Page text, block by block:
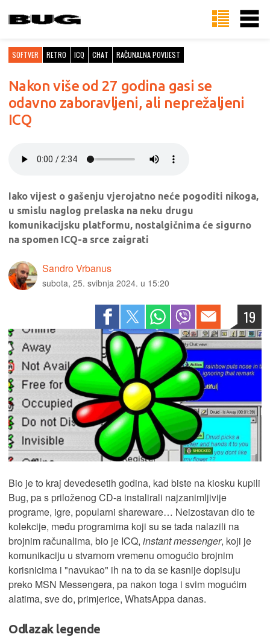
SOFTVER RETRO ICQ CHAT RAČUNALNA POVIJEST
Nakon više od 27 godina gasi se
odavno zaboravljeni, ali neprežaljeni
ICQ
Iako vijest o gašenju vjerojatno neće pogoditi nikoga,
u smislu naglog prelaska na neku drugu
komunikacijsku platformu, nostalgičnima će sigurno
na spomen ICQ-a srce zaigrati
Sandro Vrbanus
subota, 25. svibnja 2024. u 15:20
19
Bio je to kraj devedesetih godina, kad biste na kiosku kupili
Bug, pa s priloženog CD-a instalirali najzanimljivije
programe, igre, popularni shareware… Neizostavan dio te
kolekcije, među programima koji su se tada nalazili na
brojnim računalima, bio je ICQ, instant messenger, koji je
komunikaciju u stvarnom vremenu omogućio brojnim
korisnicima i "navukao" ih na to da se kasnije dopisuju
preko MSN Messengera, pa nakon toga i svim mogućim
alatima, sve do, primjerice, WhatsAppa danas.
Odlazak legende